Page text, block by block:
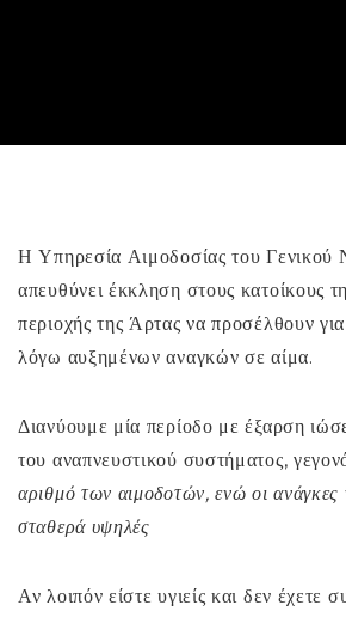
Η Υπηρεσία Αιμοδοσίας του Γενικού
απευθύνει έκκληση στους κατοίκους
περιοχής της Άρτας να προσέλθουν
λόγω αυξημένων αναγκών σε αίμα.
Διανύουμε μία περίοδο με έξαρση
του αναπνευστικού συστήματος,
αριθμό των αιμοδοτών, ενώ οι ανάγκες
σταθερά υψηλές
Αν λοιπόν είστε υγιείς και δεν έχετε